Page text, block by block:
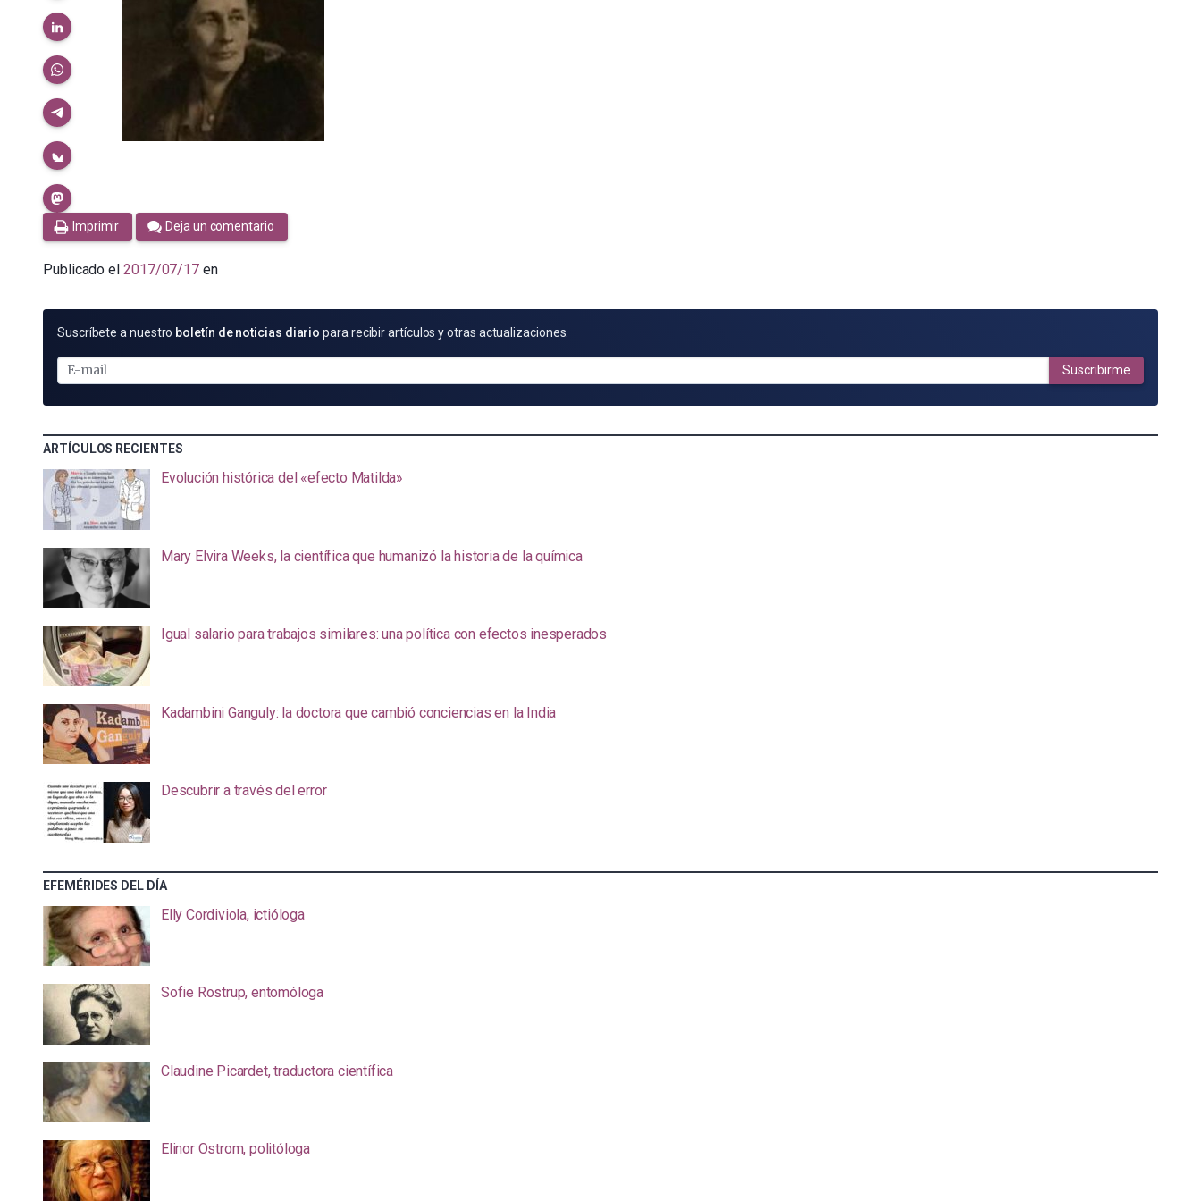
Imprimir Deja un comentario
Publicado el 2017/07/17 en
SUSCRÍBETE
E-
MAIL
Suscríbete a nuestro boletín de noticias diario para recibir artículos y otras actualizaciones.
Suscribirme
ARTÍCULOS RECIENTES
Evolución histórica del «efecto Matilda»
Mary Elvira Weeks, la científica que humanizó la historia de la química
Igual salario para trabajos similares: una política con efectos inesperados
Kadambini Ganguly: la doctora que cambió conciencias en la India
Descubrir a través del error
EFEMÉRIDES DEL DÍA
Elly Cordiviola, ictióloga
Sofie Rostrup, entomóloga
Claudine Picardet, traductora científica
Elinor Ostrom, politóloga